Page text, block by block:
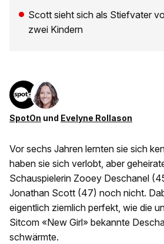
Scott sieht sich als Stiefvater
zwei Kindern
SpotOn und Evelyne Rollason
Vor sechs Jahren lernten sie sich
haben sie sich verlobt, aber
Schauspielerin Zooey Deschanel
Jonathan Scott (47) noch nicht.
eigentlich ziemlich perfekt, wie die
Sitcom «New Girl» bekannte
schwärmte.